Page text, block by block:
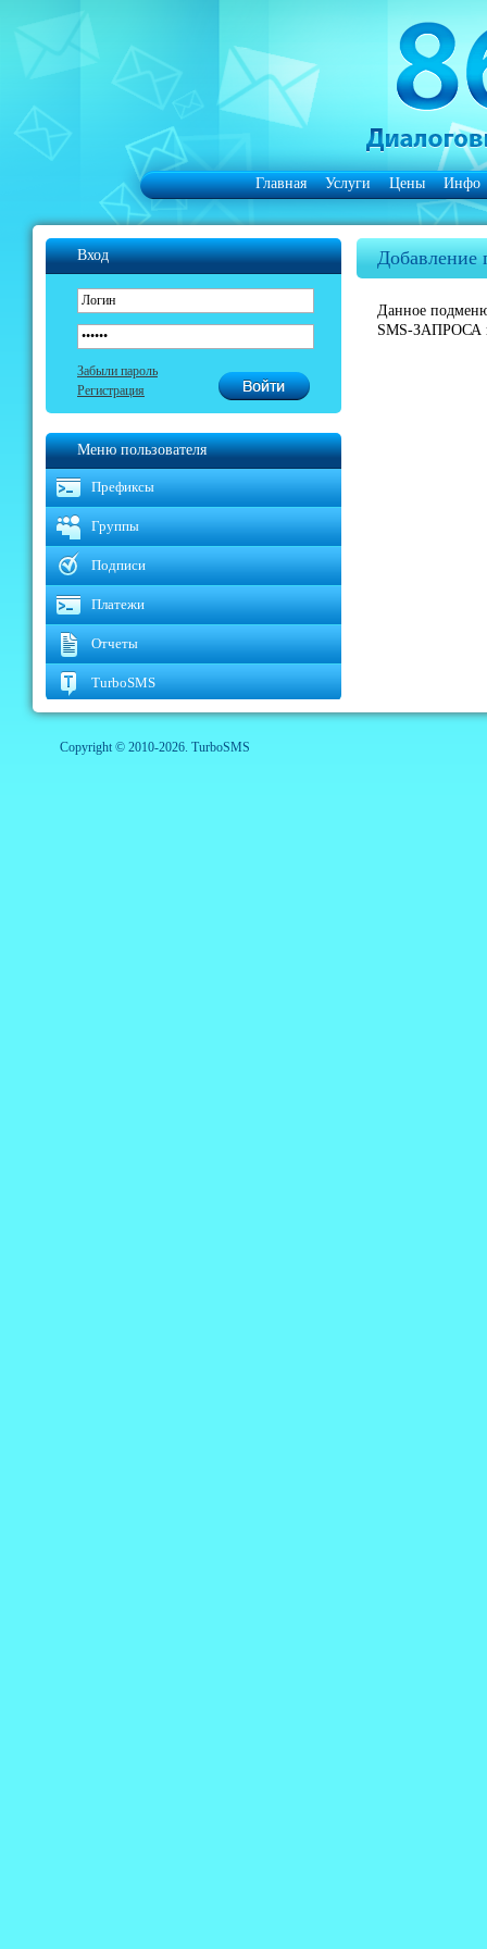
Главная Услуги Цены Инфо
Вход
Забыли пароль
Регистрация
Меню пользователя
Префиксы
Группы
Подписи
Платежи
Отчеты
TurboSMS
Добавление
Данное
SMS-ЗАПРОСА
Copyright © 2010-2026. TurboSMS